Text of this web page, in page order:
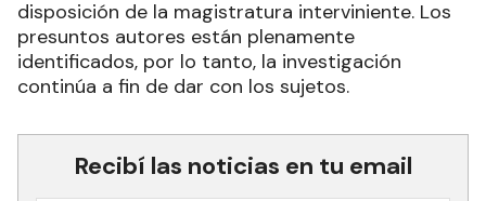
disposición de la magistratura interviniente. Los
presuntos autores están plenamente
identificados, por lo tanto, la investigación
continúa a fin de dar con los sujetos.
Recibí las noticias en tu email